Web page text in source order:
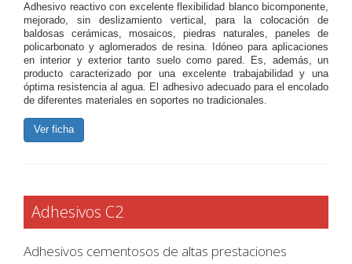
Adhesivo reactivo con excelente flexibilidad blanco bicomponente,
mejorado, sin deslizamiento vertical, para la colocación de
baldosas cerámicas, mosaicos, piedras naturales, paneles de
policarbonato y aglomerados de resina. Idóneo para aplicaciones
en interior y exterior tanto suelo como pared. Es, además, un
producto caracterizado por una excelente trabajabilidad y una
óptima resistencia al agua. El adhesivo adecuado para el encolado
de diferentes materiales en soportes no tradicionales.
Ver ficha
Adhesivos C2
Adhesivos cementosos de altas prestaciones